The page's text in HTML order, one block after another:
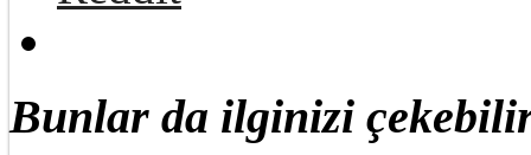
Bunlar da ilginizi